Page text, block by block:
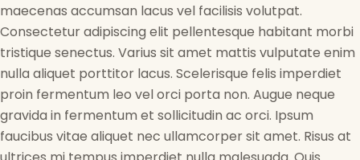
maecenas accumsan lacus vel facilisis volutpat.
Consectetur adipiscing elit pellentesque habitant morbi
tristique senectus. Varius sit amet mattis vulputate enim
nulla aliquet porttitor lacus. Scelerisque felis imperdiet
proin fermentum leo vel orci porta non. Augue neque
gravida in fermentum et sollicitudin ac orci. Ipsum
faucibus vitae aliquet nec ullamcorper sit amet. Risus at